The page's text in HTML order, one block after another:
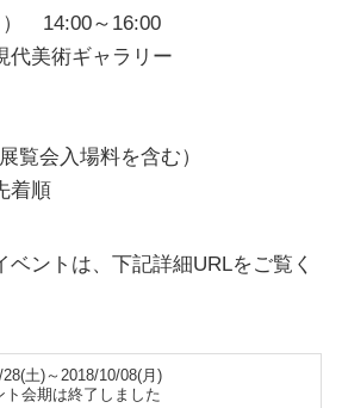
） 14:00～16:00
代美術ギャラリー
覧会入場料を含む）
着順
ントは、下記詳細URLをご覧く
土)～2018/10/08(月)
会期は終了しました